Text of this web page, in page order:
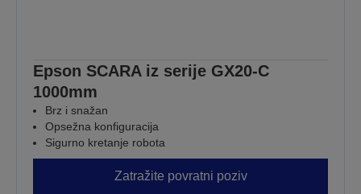
Epson SCARA iz serije GX20-C
1000mm
Brz i snažan
Opsežna konfiguracija
Sigurno kretanje robota
Zatražite povratni poziv